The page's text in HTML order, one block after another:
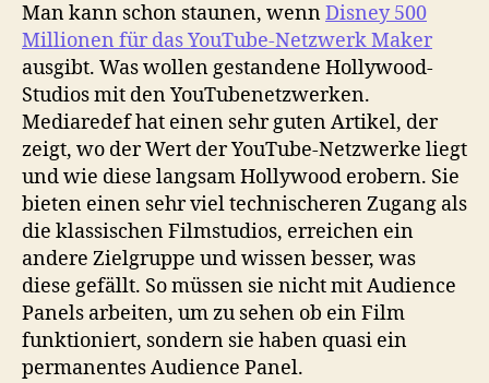
Man kann schon staunen, wennDisney 500
Millionen für das YouTube-Netzwerk Maker
ausgibt. Was wollen gestandene Hollywood-
Studios mit den YouTubenetzwerken.
Mediaredef hat einen sehr guten Artikel, der
zeigt, wo der Wert der YouTube-Netzwerke liegt
und wie diese langsam Hollywood erobern. Sie
bieten einen sehr viel technischeren Zugang als
die klassischen Filmstudios, erreichen ein
andere Zielgruppe und wissen besser, was
diese gefällt. So müssen sie nicht mit Audience
Panels arbeiten, um zu sehen ob ein Film
funktioniert, sondern sie haben quasi ein
permanentes Audience Panel.